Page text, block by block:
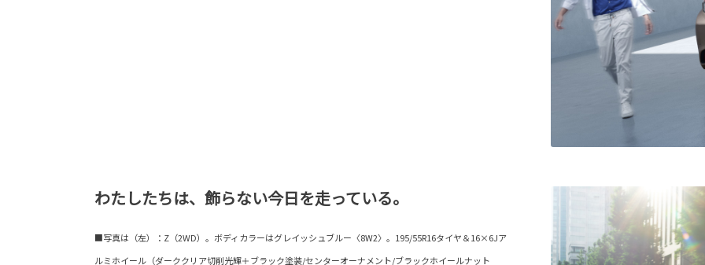
わたしたちは、飾らない今日を走っている。
■写真は（左）：Z（2WD）。ボディカラーはグレイッシュブルー〈8W2〉。195/55R16タイヤ＆16×6Jア
ルミホイール（ダーククリア切削光輝＋ブラック塗装/センターオーナメント/ブラックホイールナット